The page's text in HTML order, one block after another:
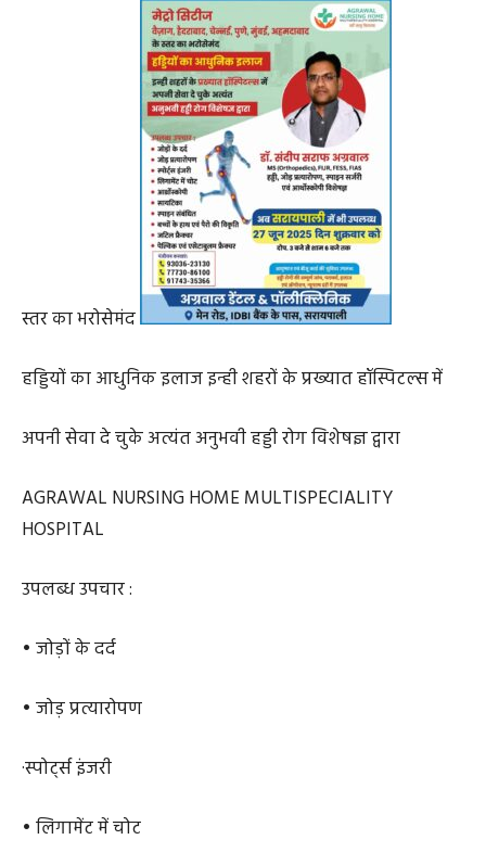
स्तर का भरोसेमंद
हड्डियों का आधुनिक इलाज इन्ही शहरों के प्रख्यात हॉस्पिटल्स में
अपनी सेवा दे चुके अत्यंत अनुभवी हड्डी रोग विशेषज्ञ द्वारा
AGRAWAL NURSING HOME MULTISPECIALITY
HOSPITAL
उपलब्ध उपचार :
• जोड़ों के दर्द
• जोड़ प्रत्यारोपण
·स्पोर्ट्स इंजरी
• लिगामेंट में चोट